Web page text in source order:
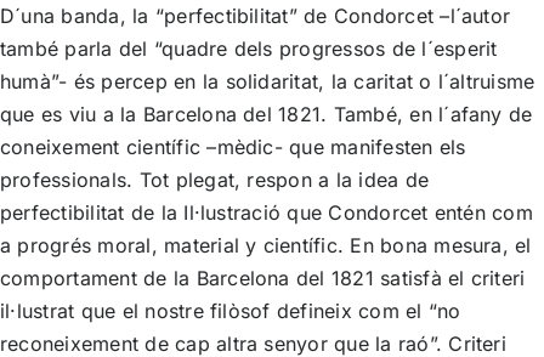
D´una banda, la “perfectibilitat” de Condorcet –l´autor
també parla del “quadre dels progressos de l´esperit
humà”- és percep en la solidaritat, la caritat o l´altruisme
que es viu a la Barcelona del 1821. També, en l´afany de
coneixement científic –mèdic- que manifesten els
professionals. Tot plegat, respon a la idea de
perfectibilitat de la Il·lustració que Condorcet entén com
a progrés moral, material y científic. En bona mesura, el
comportament de la Barcelona del 1821 satisfà el criteri
il·lustrat que el nostre filòsof defineix com el “no
reconeixement de cap altra senyor que la raó”. Criteri